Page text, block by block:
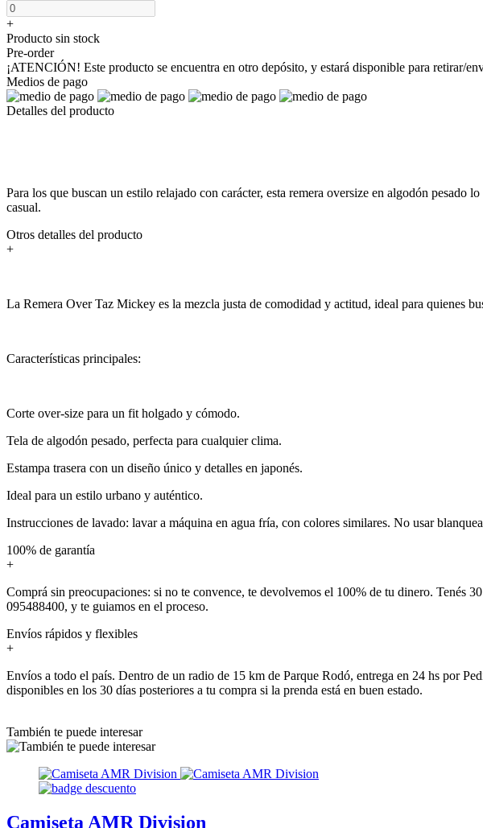
+
Producto sin stock
Pre-order
¡ATENCIÓN! Este producto se encuentra en otro depósito, y estará disponible para retirar/
Medios de pago
Detalles del producto
Para los que buscan un estilo relajado con carácter, esta remera oversize en algodón
casual.
Otros detalles del producto
+
La Remera Over Taz Mickey es la mezcla justa de comodidad y actitud, ideal para quienes
Características principales:
Corte over-size para un fit holgado y cómodo.
Tela de algodón pesado, perfecta para cualquier clima.
Estampa trasera con un diseño único y detalles en japonés.
Ideal para un estilo urbano y auténtico.
Instrucciones de lavado: lavar a máquina en agua fría, con colores similares. No usar
100% de garantía
+
Comprá sin preocupaciones: si no te convence, te devolvemos el 100% de tu dinero. Tenés
095488400, y te guiamos en el proceso.
Envíos rápidos y flexibles
+
Envíos a todo el país. Dentro de un radio de 15 km de Parque Rodó, entrega en 24 hs por
disponibles en los 30 días posteriores a tu compra si la prenda está en buen estado.
También te puede interesar
Camiseta AMR Division